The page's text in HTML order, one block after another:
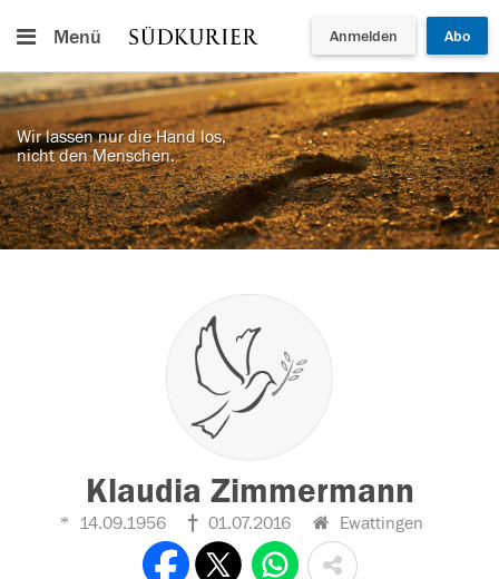
Menü Anmelden Abo
Wir lassen nur die Hand los,
nicht den Menschen.
Klaudia Zimmermann
14.09.1956 01.07.2016 Ewattingen